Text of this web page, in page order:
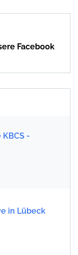
Facebook
KBCS -
in Lübeck